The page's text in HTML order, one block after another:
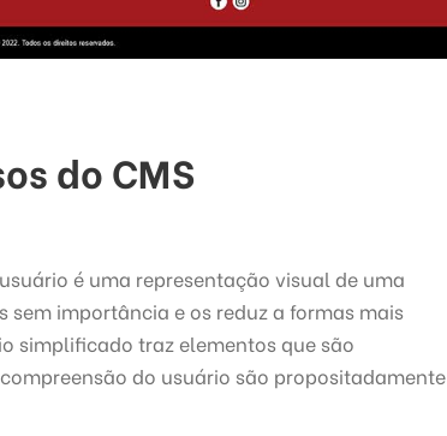
do CMS
é uma representação visual de uma
importância e os reduz a formas mais
simplificado traz elementos que são
do usuário são propositadamente